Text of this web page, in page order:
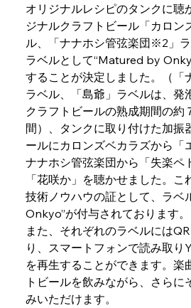
オリジナルレシピのタンクに聴
ジナルクラフトビール「カロ
ル、「ナナホシ管弦楽団※2」
ラベルとして“Matured by
することが決定しました。（「
ラベル、「島爺」ラベルは、発
クラフトビールの熟成期間の約
間）、タンクに取り付けた加振
ールにカロンズベカラズから「
ナナホシ管弦楽団から「失楽ペ
「花咲か」を聴かせました。
技術ノウハウの証として、ラベ
Onkyo”が付与されております。
また、それぞれのラベルには
り、スマートフォンで読み取り
を再生することができます。楽
トビールを飲みながら、さらに
みいただけます。